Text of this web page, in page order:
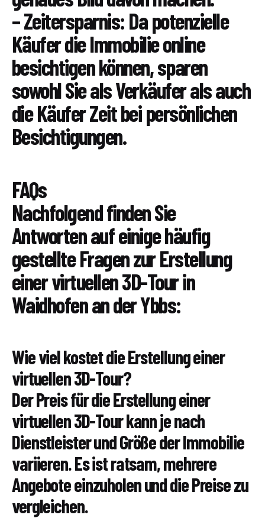
– Zeitersparnis: Da potenzielle
Käufer die Immobilie online
besichtigen können, sparen
sowohl Sie als Verkäufer als auch
die Käufer Zeit bei persönlichen
Besichtigungen.
FAQs
Nachfolgend finden Sie
Antworten auf einige häufig
gestellte Fragen zur Erstellung
einer virtuellen 3D-Tour in
Waidhofen an der Ybbs:
Wie viel kostet die Erstellung einer
virtuellen 3D-Tour?
Der Preis für die Erstellung einer
virtuellen 3D-Tour kann je nach
Dienstleister und Größe der Immobilie
variieren. Es ist ratsam, mehrere
Angebote einzuholen und die Preise zu
vergleichen.